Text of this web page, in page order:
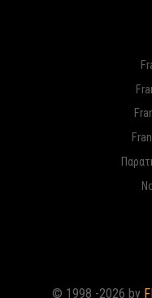
© 1998 -2026 by